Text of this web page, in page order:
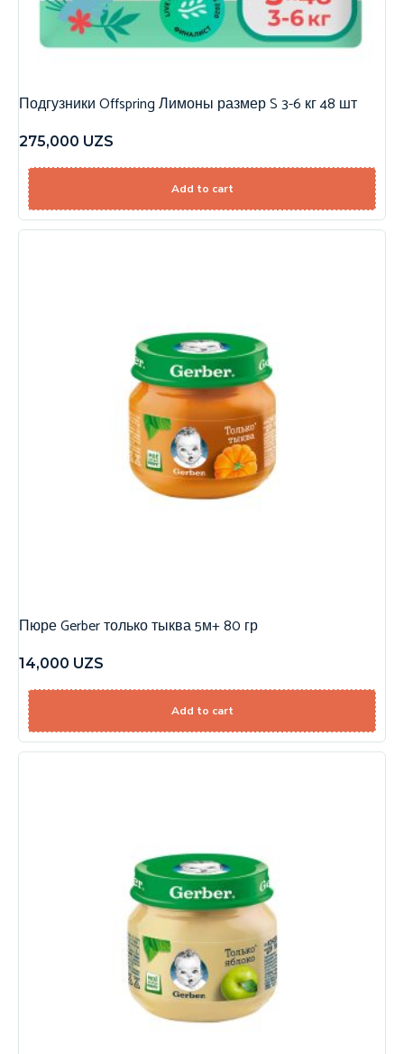
Подгузники Offspring Лимоны размер S 3-6 кг 48 шт
275,000 UZS
Add to cart
Пюре Gerber только тыква 5м+ 80 гр
14,000 UZS
Add to cart